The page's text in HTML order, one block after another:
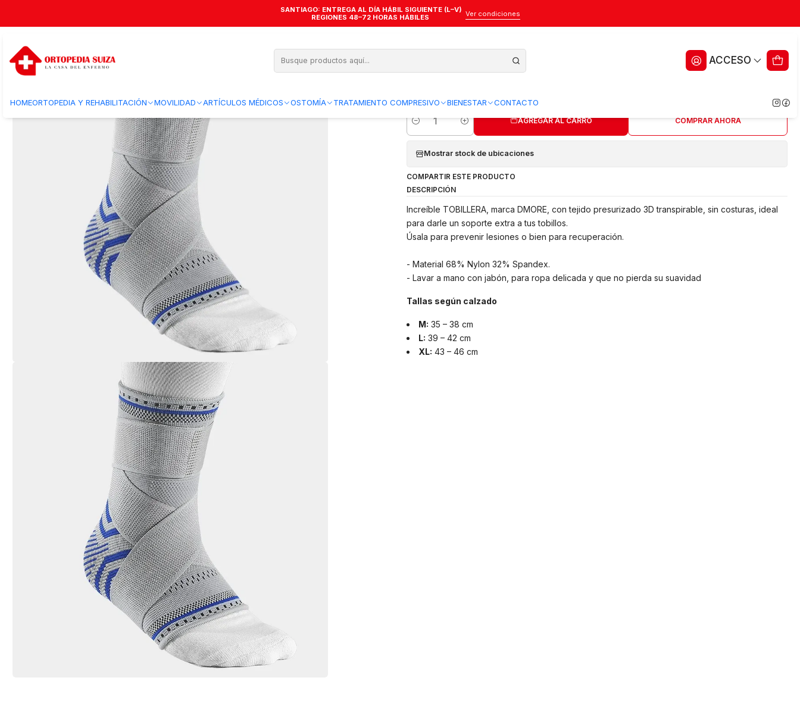
ACCESO
HOMEORTOPEDIA Y REHABILITACIÓN MOVILIDAD ARTÍCULOS MÉDICOS OSTOMÍA TRATAMIENTO COMPRESIVO BIENESTAR CONTACTO
SANTIAGO: ENTREGA AL DÍA HÁBIL SIGUIENTE (L–V)
REGIONES 48–72 HORAS HÁBILES
Ver condiciones
Tobillera en Ocho Dmore
Tobillera en Ocho Dmore
Cantidad
AGREGAR AL CARRO COMPRAR AHORA
Mostrar stock de ubicaciones
COMPARTIR ESTE PRODUCTO
DESCRIPCIÓN
Increíble TOBILLERA, marca DMORE, con tejido presurizado 3D transpirable, sin costuras, ideal
para darle un soporte extra a tus tobillos.
Úsala para prevenir lesiones o bien para recuperación.
- Material 68% Nylon 32% Spandex.
- Lavar a mano con jabón, para ropa delicada y que no pierda su suavidad
Tallas según calzado
M: 35 – 38 cm
L: 39 – 42 cm
XL: 43 – 46 cm